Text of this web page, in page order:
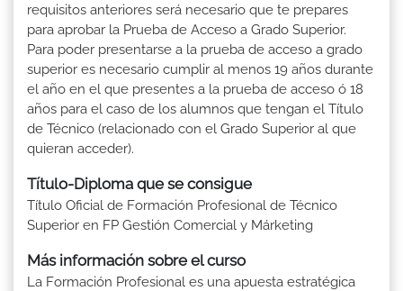
requisitos anteriores será necesario que te prepares
para aprobar la Prueba de Acceso a Grado Superior.
Para poder presentarse a la prueba de acceso a grado
superior es necesario cumplir al menos 19 años durante
el año en el que presentes a la prueba de acceso ó 18
años para el caso de los alumnos que tengan el Título
de Técnico (relacionado con el Grado Superior al que
quieran acceder).
Título-Diploma que se consigue
Título Oficial de Formación Profesional de Técnico
Superior en FP Gestión Comercial y Márketing
Más información sobre el curso
La Formación Profesional es una apuesta estratégica